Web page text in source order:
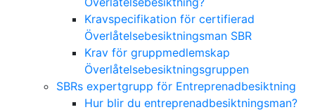
Kravspecifikation för certifierad
Överlåtelsebesiktningsman SBR
Krav för gruppmedlemskap
Överlåtelsebesiktningsgruppen
SBRs expertgrupp för Entreprenadbesiktning
Hur blir du entreprenadbesiktningsman?